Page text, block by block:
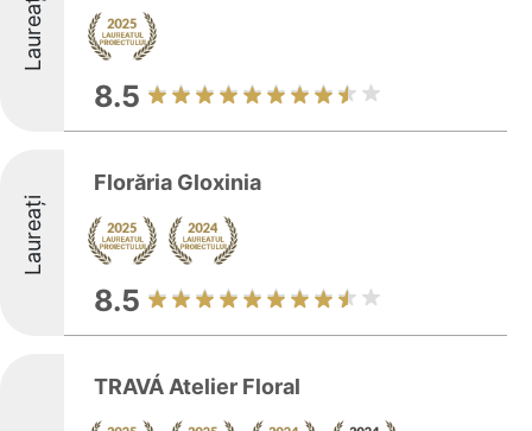
Laureați
8.5
Laureați
Florăria Gloxinia
8.5
TRAVÁ Atelier Floral